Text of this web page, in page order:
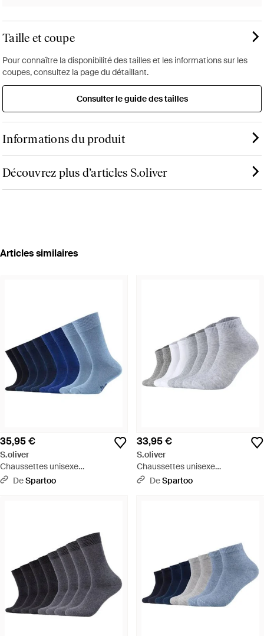
Taille et coupe
Pour connaître la disponibilité des tailles et les informations sur les
coupes, consultez la page du détaillant.
Consulter le guide des tailles
Informations du produit
Découvrez plus d’articles S.oliver
Articles similaires
35,95 €
S.oliver
Chaussettes unisexe
Chaussettes Paquet de 9 - Bleu
DeSpartoo
33,95 €
S.oliver
Chaussettes unisexe
Chaussettes Paquet de 8 - Gris
DeSpartoo